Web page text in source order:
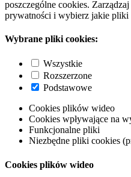
poszczególne cookies.
prywatności i wybierz jakie pliki
Wybrane pliki cookies:
Wszystkie
Rozszerzone
Podstawowe
Cookies plików wideo
Cookies wpływające na
Funkcjonalne pliki
Niezbędne pliki cookies
Cookies plików wideo